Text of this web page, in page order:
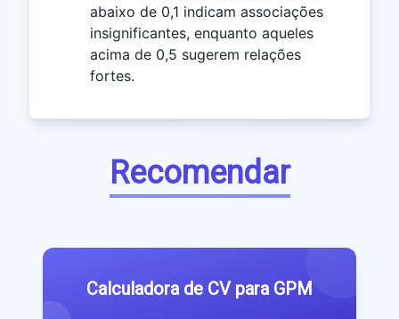
abaixo de 0,1 indicam associações
insignificantes, enquanto aqueles
acima de 0,5 sugerem relações
fortes.
Recomendar
Calculadora de CV para GPM